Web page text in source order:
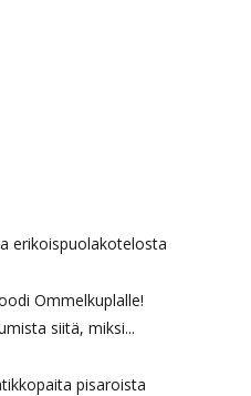
erikoispuolakotelosta
Ommelkuplalle!
siitä, miksi...
pisaroista